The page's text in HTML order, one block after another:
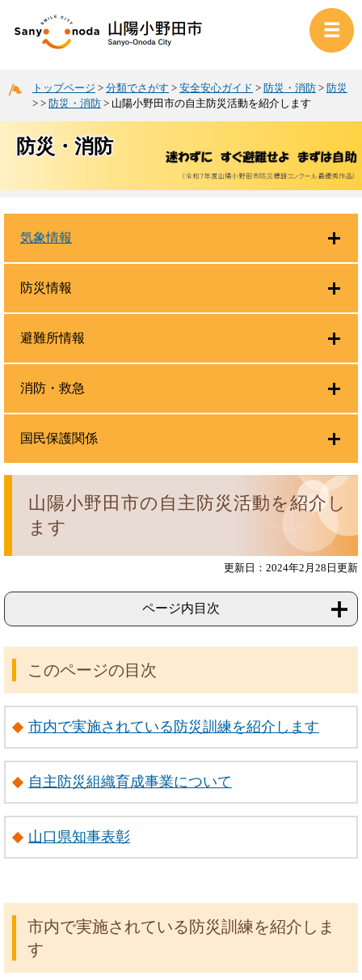
トップページ > 分類でさがす > 安全安心ガイド > 防災・消防 > 防災
> > 防災・消防 > 山陽小野田市の自主防災活動を紹介します
防災・消防
山陽小野田市の自主防災活動を紹介し
ます
更新日：2024年2月28日更新
ページ内目次
このページの目次
市内で実施されている防災訓練を紹介します
自主防災組織育成事業について
山口県知事表彰
市内で実施されている防災訓練を紹介しま
す
気象情報
防災情報
避難所情報
消防・救急
国民保護関係